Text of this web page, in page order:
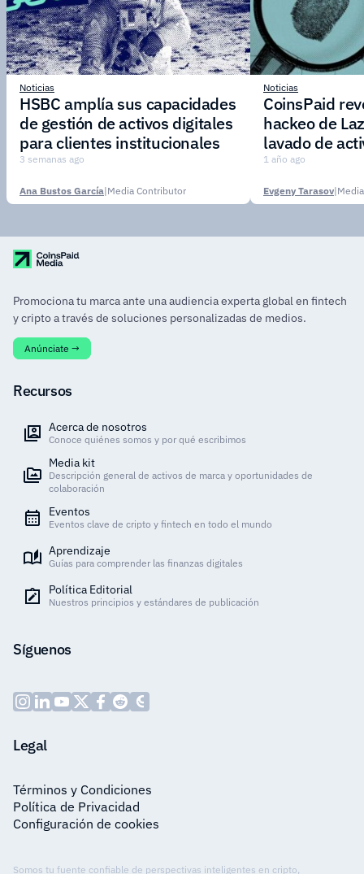
Noticias
HSBC amplía sus capacidades
de gestión de activos digitales
para clientes institucionales
3 semanas ago
Ana Bustos García|Media Contributor
Noticias
CoinsPaid
hackeo de
lavado de
1 año ago
Evgeny Tarasov|
Promociona tu marca ante una audiencia experta global en fintech
y cripto a través de soluciones personalizadas de medios.
Anúnciate →
Recursos
Acerca de nosotros
Conoce quiénes somos y por qué escribimos
Media kit
Descripción general de activos de marca y oportunidades de
colaboración
Eventos
Eventos clave de cripto y fintech en todo el mundo
Aprendizaje
Guías para comprender las finanzas digitales
Política Editorial
Nuestros principios y estándares de publicación
Síguenos
Legal
Términos y Condiciones
Política de Privacidad
Configuración de cookies
Somos tu fuente confiable de perspectivas inteligentes en cripto,